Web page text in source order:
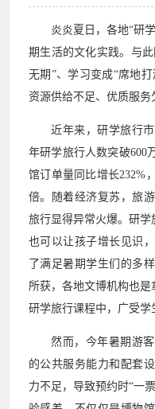
炎炎夏日，各地“研
期生活的文化实践。与
无期”、学习变成“席地
资源供给不足、优质服务
近年来，研学旅行
年研学旅行人数突破600
馆订单量同比增长232%
倍。随着经济复苏，旅
旅行显得异常火爆。研学
也可以让孩子增长见识
了满足暑期学生们的多
所获，各地文博机构也是
研学旅行课程中，广受学
然而，今年暑期游
的公共服务能力和配套
力不足，导致预约时“一